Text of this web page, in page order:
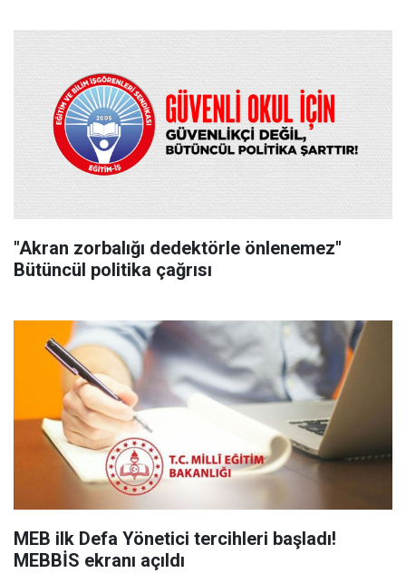
"Akran zorbalığı dedektörle önlenemez"
Bütüncül politika çağrısı
MEB ilk Defa Yönetici tercihleri başladı!
MEBBİS ekranı açıldı